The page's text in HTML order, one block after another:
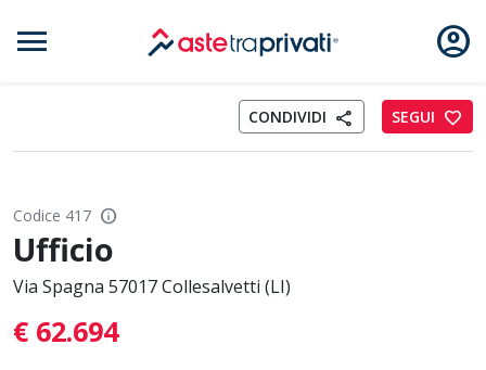
menu Aste account_circle
CONDIVIDI share SEGUI favorite
Codice 417 info
Ufficio
Via Spagna 57017 Collesalvetti (LI)
€ 62.694